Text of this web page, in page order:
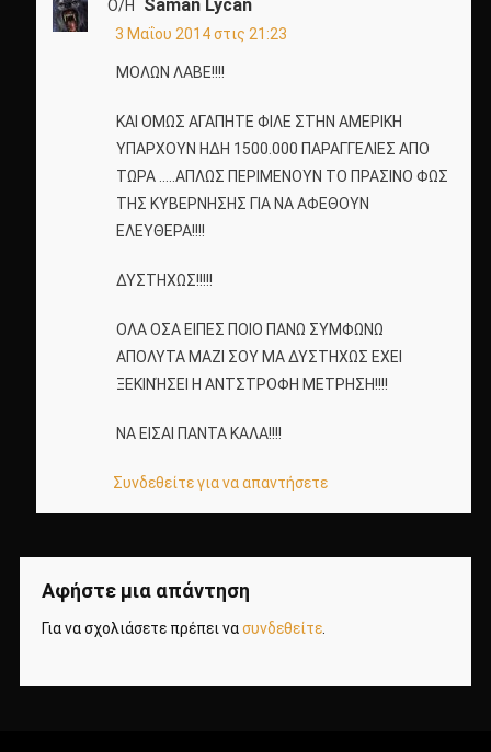
Ο/Η Saman Lycan
3 Μαΐου 2014 στις 21:23
ΜΟΛΩΝ ΛΑΒΕ!!!!
ΚΑΙ ΟΜΩΣ ΑΓΑΠΗΤΕ ΦΙΛΕ ΣΤΗΝ ΑΜΕΡΙΚΗ
ΥΠΑΡΧΟΥΝ ΗΔΗ 1500.000 ΠΑΡΑΓΓΕΛΙΕΣ ΑΠΟ
ΤΩΡΑ …..ΑΠΛΩΣ ΠΕΡΙΜΕΝΟΥΝ ΤΟ ΠΡΑΣΙΝΟ ΦΩΣ
ΤΗΣ ΚΥΒΕΡΝΗΣΗΣ ΓΙΑ ΝΑ ΑΦΕΘΟΥΝ
ΕΛΕΥΘΕΡΑ!!!!
ΔΥΣΤΗΧΩΣ!!!!!
ΟΛΑ ΟΣΑ ΕΙΠΕΣ ΠΟΙΟ ΠΑΝΩ ΣΥΜΦΩΝΩ
ΑΠΟΛΥΤΑ ΜΑΖΙ ΣΟΥ ΜΑ ΔΥΣΤΗΧΩΣ ΕΧΕΙ
ΞΕΚΙΝΉΣΕΙ Η ΑΝΤΣΤΡΟΦΗ ΜΕΤΡΗΣΗ!!!!
ΝΑ ΕΙΣΑΙ ΠΑΝΤΑ ΚΑΛΑ!!!!
Συνδεθείτε για να απαντήσετε
Αφήστε μια απάντηση
Για να σχολιάσετε πρέπει νασυνδεθείτε.